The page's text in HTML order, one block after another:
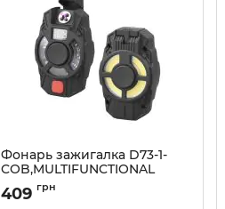
Фонарь зажигалка D73-1-
COB,MULTIFUNCTIONAL
Артикул:D73-1-COB
409 грн